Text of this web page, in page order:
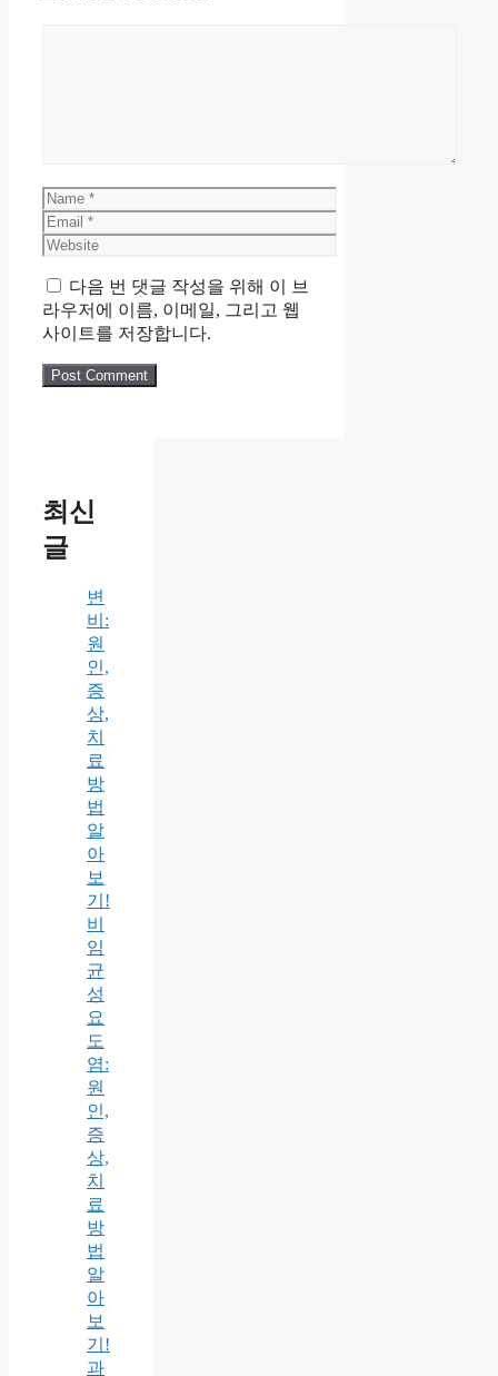
Name
Email
Website
다음 번 댓글 작성을 위해 이 브
라우저에 이름, 이메일, 그리고 웹
사이트를 저장합니다.
최신
글
변
비:
원
인,
증
상,
치
료
방
법
알
아
보
기!
비
임
균
성
요
도
염:
원
인,
증
상,
치
료
방
법
알
아
보
기!
과